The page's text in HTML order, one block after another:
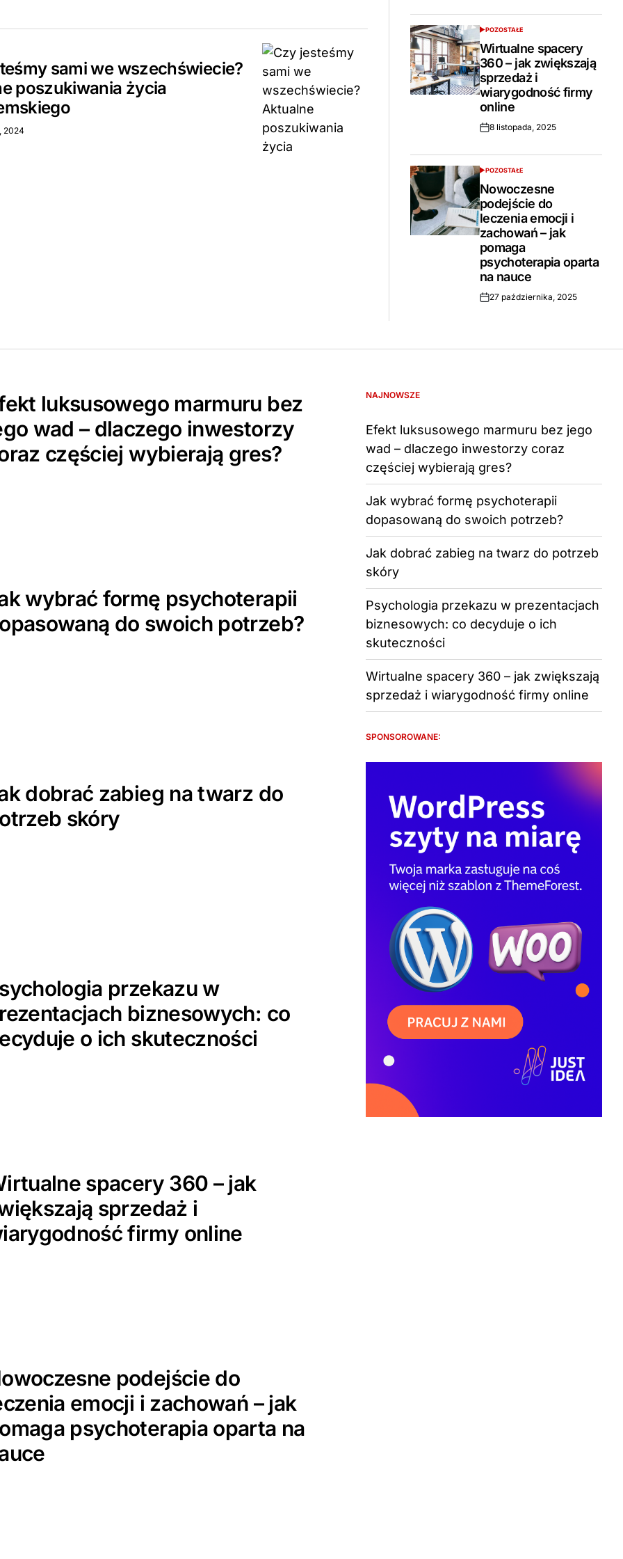
sami we wszechświecie?
poszukiwania życia
2024
POSTED
IN
POZOSTAŁE
Wirtualne spacery
360 – jak zwiększają
sprzedaż i
wiarygodność firmy
online
Opublikowano
8 listopada, 2025
POSTED
IN
POZOSTAŁE
Nowoczesne
podejście do
leczenia emocji i
zachowań – jak
pomaga
psychoterapia oparta
na nauce
Opublikowano
27 października, 2025
luksusowego marmuru bez
wad – dlaczego inwestorzy
częściej wybierają gres?
wybrać formę psychoterapii
do swoich potrzeb?
dobrać zabieg na twarz do
skóry
przekazu w
biznesowych: co
o ich skuteczności
spacery 360 – jak
sprzedaż i
firmy online
podejście do
emocji i zachowań – jak
psychoterapia oparta na
NAJNOWSZE
Efekt luksusowego marmuru bez jego
wad – dlaczego inwestorzy coraz
częściej wybierają gres?
Jak wybrać formę psychoterapii
dopasowaną do swoich potrzeb?
Jak dobrać zabieg na twarz do potrzeb
skóry
Psychologia przekazu w prezentacjach
biznesowych: co decyduje o ich
skuteczności
Wirtualne spacery 360 – jak zwiększają
sprzedaż i wiarygodność firmy online
SPONSOROWANE: